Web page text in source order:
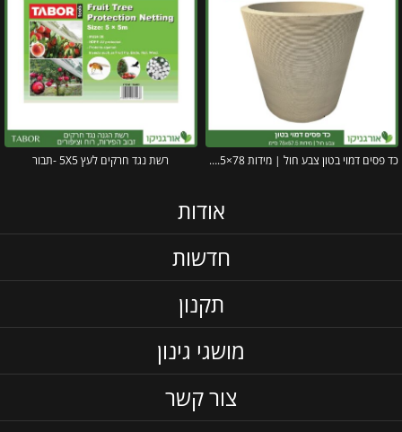
כד פסים דמוי בטון צבע חול | מידות 78×67.5 ס״מ רשת נגד חרקים לעץ 5X5 -תבור
אודות
חדשות
תקנון
מושגי גינון
צור קשר